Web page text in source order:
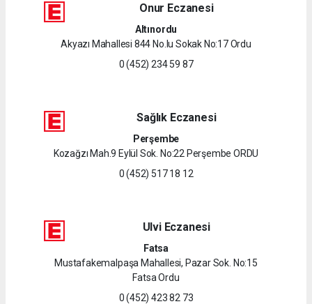
Onur Eczanesi
Altınordu
Akyazı Mahallesi 844 No.lu Sokak No:17 Ordu
0 (452) 234 59 87
Sağlık Eczanesi
Perşembe
Kozağzı Mah.9 Eylül Sok. No:22 Perşembe ORDU
0 (452) 517 18 12
Ulvi Eczanesi
Fatsa
Mustafakemalpaşa Mahallesi, Pazar Sok. No:15
Fatsa Ordu
0 (452) 423 82 73